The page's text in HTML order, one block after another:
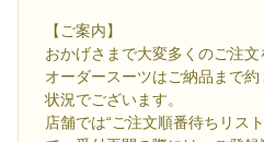
【ご案内】
おかげさまで大変多くのご注
オーダースーツはご納品まで
状況でございます。
店舗では“ご注文順番待ちリス